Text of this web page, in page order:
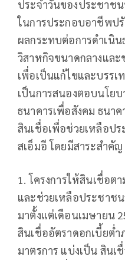
ประจำวันของประชาช
ในการประกอบอาชีพป
ผลกระทบต่อการดำเนิ
วิสาหกิจขนาดกลางแล
เพื่อเป็นแก้ไขและบรร
เป็นการสนองตอบนโย
ธนาคารเพื่อสังคม ธนา
สินเชื่อเพื่อช่วยเหลือป
สเอ็มอี โดยมีสาระสำคั
1. โครงการให้สินเชื่อต
และช่วยเหลือประชาชน
มาตั้งแต่เดือนเมษายน
สินเชื่ออัตราดอกเบี้ยต่
มาตรการ แบ่งเป็น สินเ